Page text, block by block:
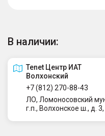
В наличии:
Tenet Центр ИАТ
Волхонский
+7 (812) 270-88-43
ЛО, Ломоносовский
г.п., Волхонское ш., д.